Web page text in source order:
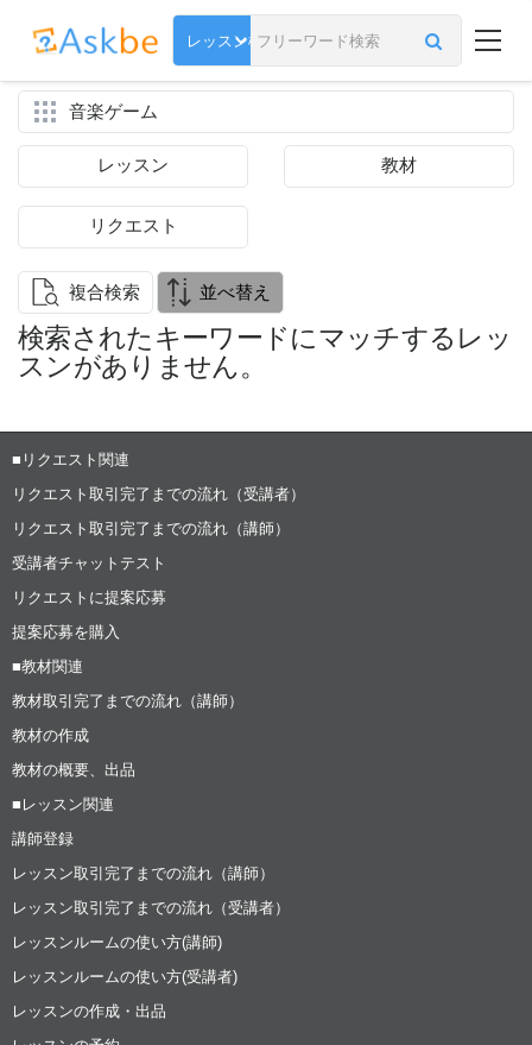
音楽ゲーム
レッスン 教材
リクエスト
複合検索 並べ替え
検索されたキーワードにマッチするレッ
スンがありません。
■リクエスト関連
リクエスト取引完了までの流れ（受講者）
リクエスト取引完了までの流れ（講師）
受講者チャットテスト
リクエストに提案応募
提案応募を購入
■教材関連
教材取引完了までの流れ（講師）
教材の作成
教材の概要、出品
■レッスン関連
講師登録
レッスン取引完了までの流れ（講師）
レッスン取引完了までの流れ（受講者）
レッスンルームの使い方(講師)
レッスンルームの使い方(受講者)
レッスンの作成・出品